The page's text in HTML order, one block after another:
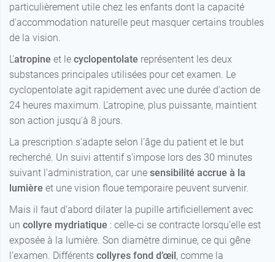
particulièrement utile chez les enfants dont la capacité
d'accommodation naturelle peut masquer certains troubles
de la vision.
L'atropine et le cyclopentolate représentent les deux
substances principales utilisées pour cet examen. Le
cyclopentolate agit rapidement avec une durée d'action de
24 heures maximum. L'atropine, plus puissante, maintient
son action jusqu'à 8 jours.
La prescription s'adapte selon l'âge du patient et le but
recherché. Un suivi attentif s'impose lors des 30 minutes
suivant l'administration, car une sensibilité accrue à la
lumière et une vision floue temporaire peuvent survenir.
Mais il faut d’abord dilater la pupille artificiellement avec
un collyre mydriatique : celle-ci se contracte lorsqu’elle est
exposée à la lumière. Son diamètre diminue, ce qui gêne
l’examen. Différents collyres fond d’œil, comme la